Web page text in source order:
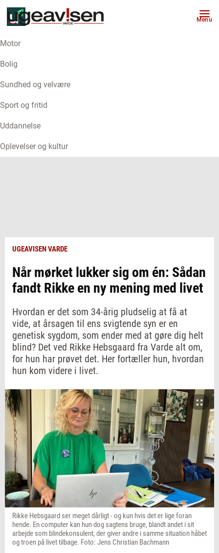
Menu
Motor
Bolig
Sundhed og velvære
Sport og fritid
Uddannelse
Oplevelser og kultur
UGEAVISEN VARDE
Når mørket lukker sig om én: Sådan
fandt Rikke en ny mening med livet
Hvordan er det som 34-årig pludselig at få at
vide, at årsagen til ens svigtende syn er en
genetisk sygdom, som ender med at gøre dig helt
blind? Det ved Rikke Hebsgaard fra Varde alt om,
for hun har prøvet det. Her fortæller hun, hvordan
hun kom videre i livet.
Rikke Hebsgaard ser meget dårligt - og kun hvis det er lige foran
hende. En computer kan hun dog sagtens bruge, blandt andet i sit
arbejde som blindekonsulent, der giver andre i samme situation håbet
og troen på livet tilbage. Foto: Jens Christian Bachmann